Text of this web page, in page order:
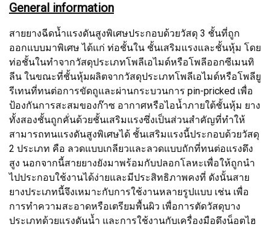
General information
สายยางฉีดน้ำแรงดันสูงพิเศษประกอบด้วยวัสดุ 3 ชั้นที่ถูก
ออกแบบมาพิเศษ ได้แก่ ท่อชั้นใน ชั้นเสริมแรงและชั้นหุ้ม โดย
ท่อชั้นในทำจากวัสดุประเภทโพลีเอไมด์หรือโพลีออกซีเมนทิ
ลีน ในขณะที่ชั้นหุ้มผลิตจากวัสดุประเภทโพลีเอไมด์หรือโพลียู
รีเทนที่ทนต่อการขัดถูและผ่านกระบวนการ pin-pricked เพื่อ
ป้องกันการสะสมของก๊าซ อากาศหรือไอน้ำภายใต้ชั้นหุ้ม ยาง
ทั้งสองชั้นถูกคั่นด้วยชั้นเสริมแรงซึ่งเป็นส่วนสำคัญที่ทำให้
สามารถทนแรงดันสูงพิเศษได้ ชั้นเสริมแรงนี้ประกอบด้วยวัสดุ
2 ประเภท คือ ลวดแบบเกลียวและลวดแบบถักที่ทนต่อแรงดึง
สูง นอกจากนี้สายยางยังมาพร้อมกับปลอกโลหะเพื่อให้ถูกนำ
ไปประกอบใช้งานได้ง่ายและมีประสิทธิภาพคงที่ ดังนั้นสาย
ยางประเภทนี้จึงเหมาะกับการใช้งานหลายรูปแบบ เช่น เพื่อ
การทำความสะอาดหรือเตรียมพื้นผิว เพื่อการตัดวัสดุบาง
ประเภทด้วยแรงดันน้ำ และการใช้งานกับเครื่องมือดึงน็อตไฮ